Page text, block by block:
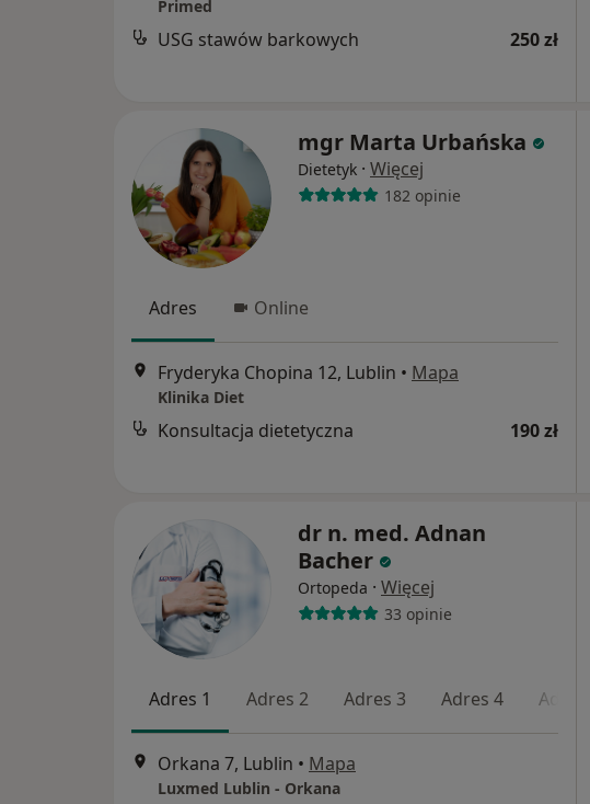
Primed
USG stawów barkowych 250 zł
mgr Marta Urbańska
Dietetyk · Więcej
182 opinie
Adres Online
Fryderyka Chopina 12, Lublin • Mapa
Klinika Diet
Konsultacja dietetyczna 190 zł
dr n. med. Adnan
Bacher
Ortopeda · Więcej
33 opinie
Adres 1 Adres 2 Adres 3 Adres 4 Adres 5
Orkana 7, Lublin • Mapa
Luxmed Lublin - Orkana